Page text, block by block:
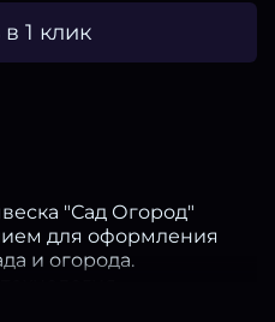
1 клик
"Сад Огород"
для оформления
и огорода.
стабильное и